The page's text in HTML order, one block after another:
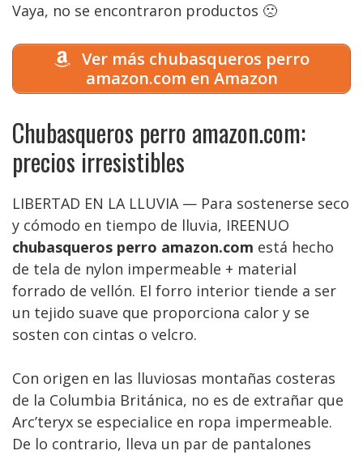
Vaya, no se encontraron productos 🙁
Ver más chubasqueros perro
amazon.com en Amazon
Chubasqueros perro amazon.com:
precios irresistibles
LIBERTAD EN LA LLUVIA — Para sostenerse seco
y cómodo en tiempo de lluvia, IREENUO
chubasqueros perro amazon.com está hecho
de tela de nylon impermeable + material
forrado de vellón. El forro interior tiende a ser
un tejido suave que proporciona calor y se
sosten con cintas o velcro.
Con origen en las lluviosas montañas costeras
de la Columbia Británica, no es de extrañar que
Arc’teryx se especialice en ropa impermeable.
De lo contrario, lleva un par de pantalones